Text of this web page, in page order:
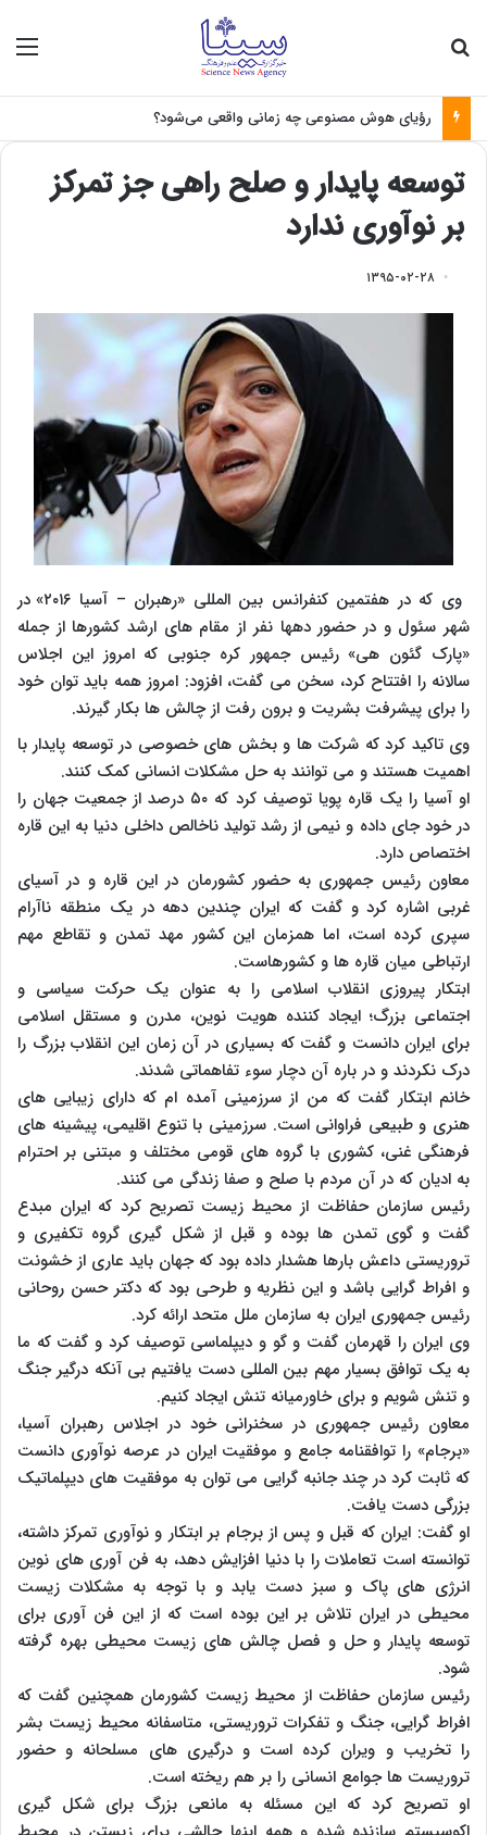
رؤیای هوش مصنوعی چه زمانی واقعی می‌شود؟
توسعه پایدار و صلح راهی جز تمرکز
بر نوآوری ندارد
۱۳۹۵-۰۲-۲۸
‌وی که در هفتمین کنفرانس بین المللی «رهبران – آسیا ۲۰۱۶» در
شهر سئول و در حضور دهها نفر از مقام های ارشد کشورها از جمله
«پارک گئون هی» رئیس جمهور کره جنوبی که امروز این اجلاس
سالانه را افتتاح کرد، سخن می گفت، افزود: امروز همه باید توان خود
را برای پیشرفت بشریت و برون رفت از چالش ها بکار گیرند.
وی تاکید کرد که شرکت ها و بخش های خصوصی در توسعه پایدار با
اهمیت هستند و می توانند به حل مشکلات انسانی کمک کنند.
او آسیا را یک قاره پویا توصیف کرد که ۵۰ درصد از جمعیت جهان را
در خود جای داده و نیمی از رشد تولید ناخالص داخلی دنیا به این قاره
اختصاص دارد.
معاون رئیس جمهوری به حضور کشورمان در این قاره و در آسیای
غربی اشاره کرد و گفت که ایران چندین دهه در یک منطقه ناآرام
سپری کرده است، اما همزمان این کشور مهد تمدن و تقاطع مهم
ارتباطی میان قاره ها و کشورهاست.
ابتکار پیروزی انقلاب اسلامی را به عنوان یک حرکت سیاسی و
اجتماعی بزرگ؛ ایجاد کننده هویت نوین، مدرن و مستقل اسلامی
برای ایران دانست و گفت که بسیاری در آن زمان این انقلاب بزرگ را
درک نکردند و در باره آن دچار سوء تفاهماتی شدند.
خانم ابتکار گفت که من از سرزمینی آمده ام که دارای زیبایی های
هنری و طبیعی فراوانی است. سرزمینی با تنوع اقلیمی، پیشینه های
فرهنگی غنی، کشوری با گروه های قومی مختلف و مبتنی بر احترام
به ادیان که در آن مردم با صلح و صفا زندگی می کنند.
رئیس سازمان حفاظت از محیط زیست تصریح کرد که ایران مبدع
گفت و گوی تمدن ها بوده و قبل از شکل گیری گروه تکفیری و
تروریستی داعش بارها هشدار داده بود که جهان باید عاری از خشونت
و افراط گرایی باشد و این نظریه و طرحی بود که دکتر حسن روحانی
رئیس جمهوری ایران به سازمان ملل متحد ارائه کرد.
وی ایران را قهرمان گفت و گو و دیپلماسی توصیف کرد و گفت که ما
به یک توافق بسیار مهم بین المللی دست یافتیم بی آنکه درگیر جنگ
و تنش شویم و برای خاورمیانه تنش ایجاد کنیم.
معاون رئیس جمهوری در سخنرانی خود در اجلاس رهبران آسیا،
«برجام» را توافقنامه جامع و موفقیت ایران در عرصه نوآوری دانست
که ثابت کرد در چند جانبه گرایی می توان به موفقیت های دیپلماتیک
بزرگی دست یافت.
او گفت: ایران که قبل و پس از برجام بر ابتکار و نوآوری تمرکز داشته،
توانسته است تعاملات را با دنیا افزایش دهد، به فن آوری های نوین
انرژی های پاک و سبز دست یابد و با توجه به مشکلات زیست
محیطی در ایران تلاش بر این بوده است که از این فن آوری برای
توسعه پایدار و حل و فصل چالش های زیست محیطی بهره گرفته
شود.
رئیس سازمان حفاظت از محیط زیست کشورمان همچنین گفت که
افراط گرایی، جنگ و تفکرات تروریستی، متاسفانه محیط زیست بشر
را تخریب و ویران کرده است و درگیری های مسلحانه و حضور
تروریست ها جوامع انسانی را بر هم ریخته است.
او تصریح کرد که این مسئله به مانعی بزرگ برای شکل گیری